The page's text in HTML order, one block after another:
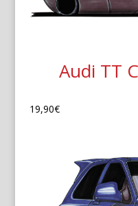
Audi TT
19,90€